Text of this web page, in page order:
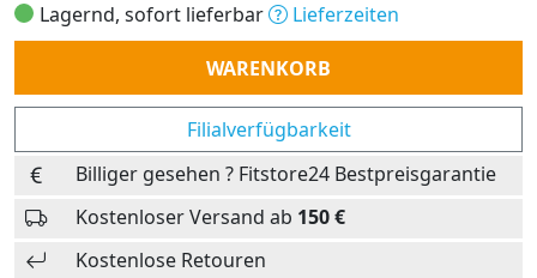
Lagernd, sofort lieferbar
Lieferzeiten
Anzahl
WARENKORB
Filialverfügbarkeit
Billiger gesehen ? Fitstore24 Bestpreisgarantie
Kostenloser Versand ab 150 €
Kostenlose Retouren